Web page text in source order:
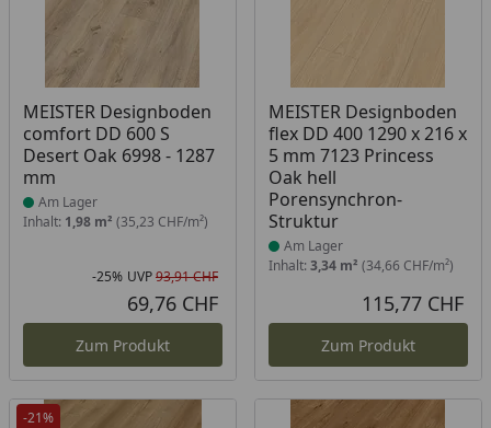
MEISTER Designboden
comfort DD 600 S
Desert Oak 6998 - 1287
mm
Produkt am Lager
Am Lager
Inhalt: 1,98 m² (35,23 CHF/m²)
Rabatt in Prozent
-25%
Ursprünglicher Preis
UVP93,91 CHF
69,76 CHF
Zum Produkt
MEISTER Designboden
flex DD 400 1290 x 216 x
5 mm 7123 Princess
Oak hell
Porensynchron-
Struktur
Produkt am Lager
Am Lager
Inhalt: 3,34 m² (34,66 CHF/m²)
115,77 CHF
Zum Produkt
-21%